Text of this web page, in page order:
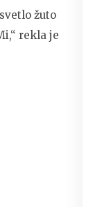
žuto
rekla je